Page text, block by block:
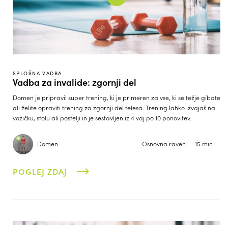
SPLOŠNA VADBA
Vadba za invalide: zgornji del
Domen je pripravil super trening, ki je primeren za vse, ki se težje gibate
ali želite opraviti trening za zgornji del telesa. Trening lahko izvajaš na
vozičku, stolu ali postelji in je sestavljen iz 4 vaj po 10 ponovitev.
Domen Osnovna raven 15 min
POGLEJ ZDAJ